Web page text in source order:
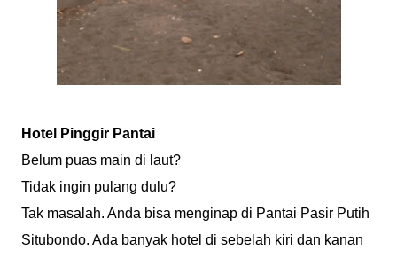
Hotel Pinggir Pantai
Belum puas main di laut?
Tidak ingin pulang dulu?
Tak masalah. Anda bisa menginap di Pantai Pasir Putih
Situbondo. Ada banyak hotel di sebelah kiri dan kanan